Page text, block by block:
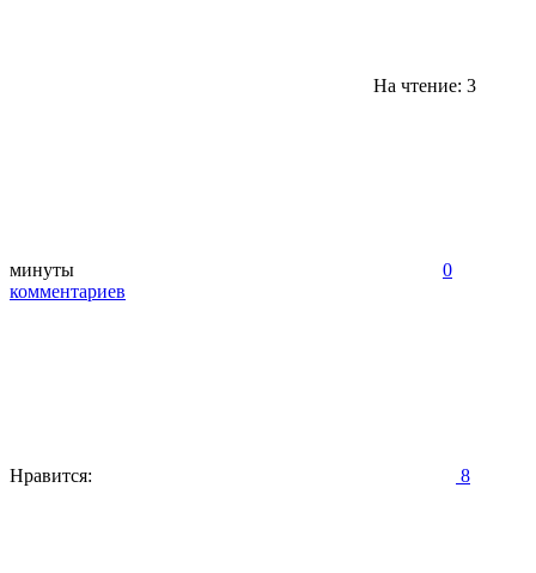
На чтение: 3
минуты
0
комментариев
Нравится: 8